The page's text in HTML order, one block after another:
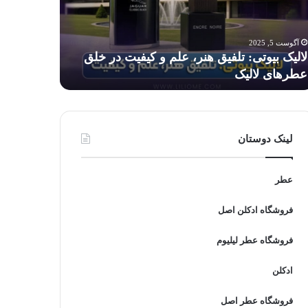
آگوست 5, 2025
لالیک بیوتی: تلفیق هنر، علم و کیفیت در خلق
عطرهای لالیک
کودکان
خطرناک
لینک دوستان
عطر
فروشگاه ادکلن اصل
فروشگاه عطر لیلیوم
ادکلن
فروشگاه عطر اصل